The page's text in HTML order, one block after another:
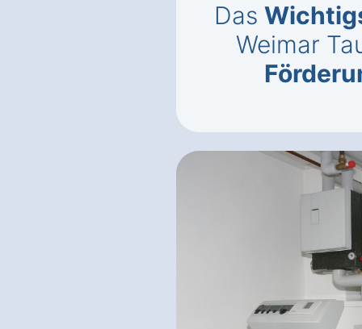
Das
Weimar